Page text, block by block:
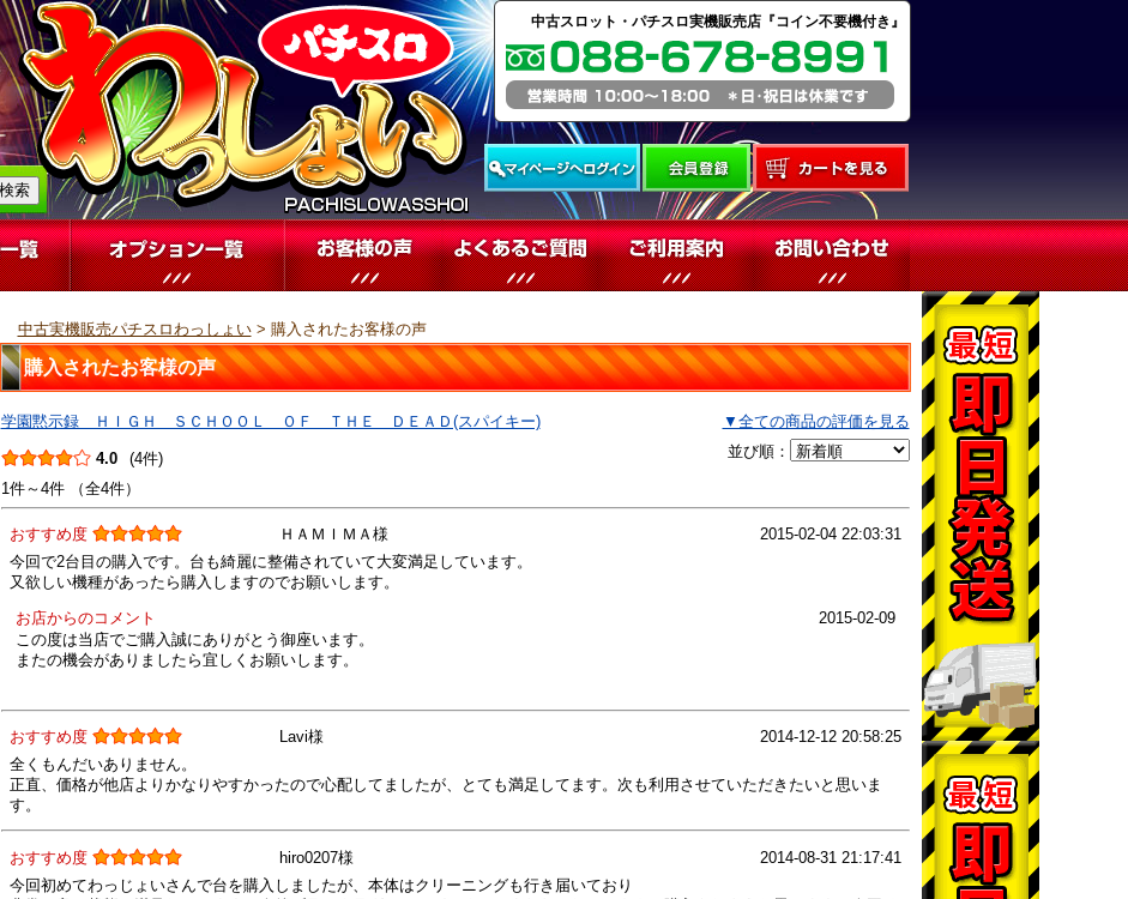
中古スロット・パチスロ実機販売店『コイン不要機付き』
中古実機販売パチスロわっしょい> 購入されたお客様の声
購入されたお客様の声
学園黙示録 ＨＩＧＨ ＳＣＨＯＯＬ ＯＦ ＴＨＥ ＤＥＡＤ(スパイキー) ▼全ての商品の評価を見る
4.0 (4件) 並び順：
1件～4件 （全4件）
おすすめ度 ＨＡＭＩＭＡ様
2015-02-04 22:03:31
今回で2台目の購入です。台も綺麗に整備されていて大変満足しています。
又欲しい機種があったら購入しますのでお願いします。
お店からのコメント
2015-02-09
この度は当店でご購入誠にありがとう御座います。
またの機会がありましたら宜しくお願いします。
おすすめ度 Lavi様
2014-12-12 20:58:25
全くもんだいありません。
正直、価格が他店よりかなりやすかったので心配してましたが、とても満足してます。次も利用させていただきたいと思いま
す。
おすすめ度 hiro0207様
2014-08-31 21:17:41
今回初めてわっじょいさんで台を購入しましたが、本体はクリーニングも行き届いており